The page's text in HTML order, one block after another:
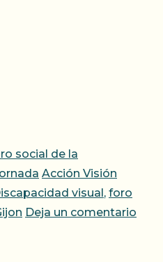
social de la
Etiquetas
Acción Visión
visual, foro
Deja un comentario